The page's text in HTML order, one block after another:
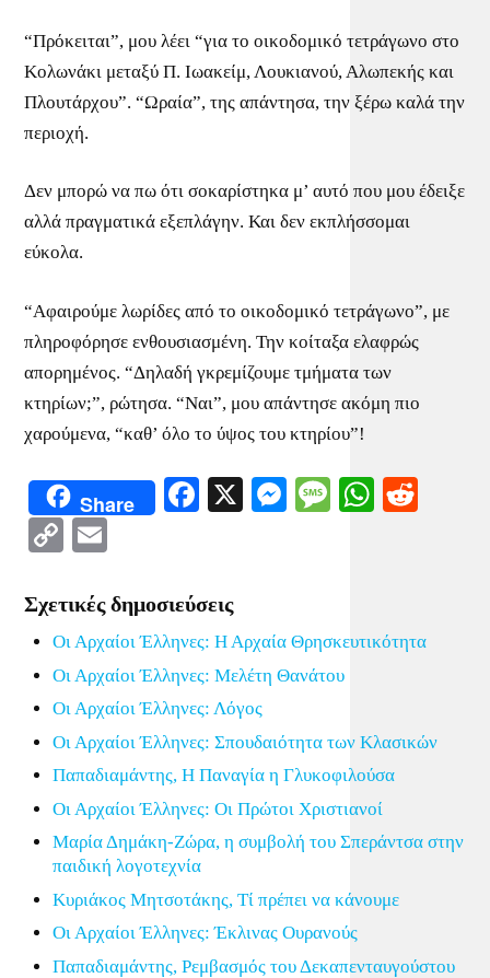
“Πρόκειται”, μου λέει “για το οικοδομικό τετράγωνο στο
Κολωνάκι μεταξύ Π. Ιωακείμ, Λουκιανού, Αλωπεκής και
Πλουτάρχου”. “Ωραία”, της απάντησα, την ξέρω καλά την
περιοχή.
Δεν μπορώ να πω ότι σοκαρίστηκα μ’ αυτό που μου έδειξε
αλλά πραγματικά εξεπλάγην. Και δεν εκπλήσσομαι
εύκολα.
“Αφαιρούμε λωρίδες από το οικοδομικό τετράγωνο”, με
πληροφόρησε ενθουσιασμένη. Την κοίταξα ελαφρώς
απορημένος. “Δηλαδή γκρεμίζουμε τμήματα των
κτηρίων;”, ρώτησα. “Ναι”, μου απάντησε ακόμη πιο
χαρούμενα, “καθ’ όλο το ύψος του κτηρίου”!
Share Facebook
X Messenger
Message
Copy
Σχετικές δημοσιεύσεις
Οι Αρχαίοι Έλληνες: Η Αρχαία Θρησκευτικότητα
Οι Αρχαίοι Έλληνες: Μελέτη Θανάτου
Οι Αρχαίοι Έλληνες: Λόγος
Οι Αρχαίοι Έλληνες: Σπουδαιότητα των Κλασικών
Παπαδιαμάντης, Η Παναγία η Γλυκοφιλούσα
Οι Αρχαίοι Έλληνες: Οι Πρώτοι Χριστιανοί
Μαρία Δημάκη-Ζώρα, η συμβολή του Σπεράντσα στην
παιδική λογοτεχνία
Κυριάκος Μητσοτάκης, Τί πρέπει να κάνουμε
Οι Αρχαίοι Έλληνες: Έκλινας Ουρανούς
Παπαδιαμάντης, Ρεμβασμός του Δεκαπενταυγούστου